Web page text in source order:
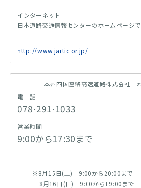
インターネット
日本道路交通情報センターのホームページで
http://www.jartic.or.jp/
本州四国連絡高速道路株式会社
電 話
078-291-1033
営業時間
9:00から17:30まで
※8月15日(土) 9:00から20:00まで
8月16日(日) 9:00から19:00まで